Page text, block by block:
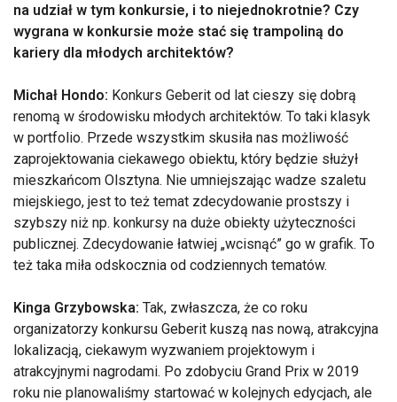
na udział w tym konkursie, i to niejednokrotnie? Czy
wygrana w konkursie może stać się trampoliną do
kariery dla młodych architektów?
Michał Hondo: Konkurs Geberit od lat cieszy się dobrą
renomą w środowisku młodych architektów. To taki klasyk
w portfolio. Przede wszystkim skusiła nas możliwość
zaprojektowania ciekawego obiektu, który będzie służył
mieszkańcom Olsztyna. Nie umniejszając wadze szaletu
miejskiego, jest to też temat zdecydowanie prostszy i
szybszy niż np. konkursy na duże obiekty użyteczności
publicznej. Zdecydowanie łatwiej „wcisnąć” go w grafik. To
też taka miła odskocznia od codziennych tematów.
Kinga Grzybowska: Tak, zwłaszcza, że co roku
organizatorzy konkursu Geberit kuszą nas nową, atrakcyjna
lokalizacją, ciekawym wyzwaniem projektowym i
atrakcyjnymi nagrodami. Po zdobyciu Grand Prix w 2019
roku nie planowaliśmy startować w kolejnych edycjach, ale